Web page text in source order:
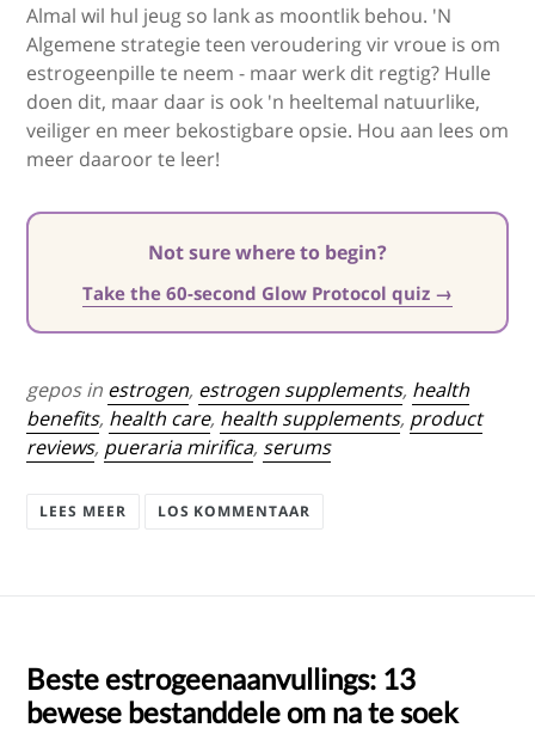
Almal wil hul jeug so lank as moontlik behou. 'N
Algemene strategie teen veroudering vir vroue is om
estrogeenpille te neem - maar werk dit regtig? Hulle
doen dit, maar daar is ook 'n heeltemal natuurlike,
veiliger en meer bekostigbare opsie. Hou aan lees om
meer daaroor te leer!
Not sure where to begin?
Take the 60-second Glow Protocol quiz →
gepos in estrogen, estrogen supplements, health
benefits, health care, health supplements, product
reviews, pueraria mirifica, serums
LEES MEER LOS KOMMENTAAR
Beste estrogeenaanvullings: 13
bewese bestanddele om na te soek